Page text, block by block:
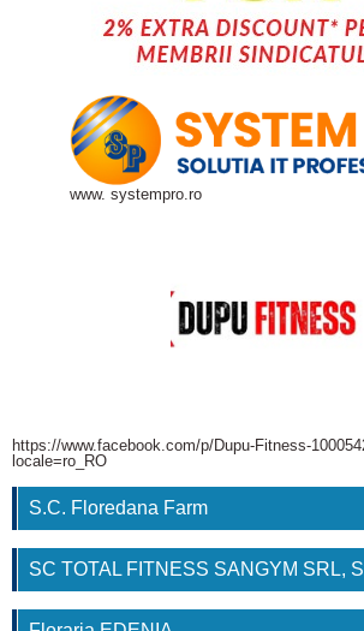
www. systempro.ro
https://www.facebook.com/p/Dupu-Fitness-
locale=ro_RO
S.C. Floredana Farm
SC TOTAL FITNESS SANGYM SRL,